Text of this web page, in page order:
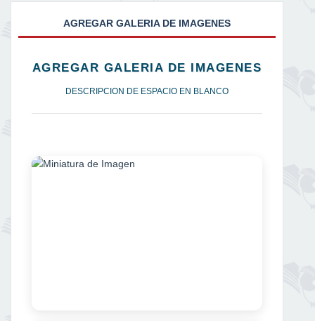
AGREGAR GALERIA DE IMAGENES
AGREGAR GALERIA DE IMAGENES
DESCRIPCION DE ESPACIO EN BLANCO